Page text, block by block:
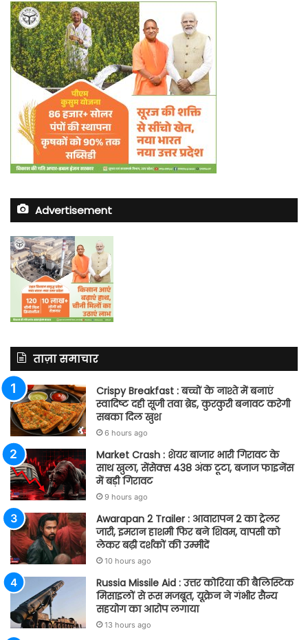
Advertisement
ताज़ा समाचार
Crispy Breakfast : बच्चों के नाश्ते में बनाएं
स्वादिष्ट दही सूजी तवा ब्रेड, कुरकुरी बनावट करेगी
सबका दिल खुश
6 hours ago
Market Crash : शेयर बाजार भारी गिरावट के
साथ खुला, सेंसेक्स 438 अंक टूटा, बजाज फाइनेंस
में बड़ी गिरावट
9 hours ago
Awarapan 2 Trailer : आवारापन 2 का ट्रेलर
जारी, इमरान हाशमी फिर बने शिवम, वापसी को
लेकर बढ़ी दर्शकों की उम्मीदें
10 hours ago
Russia Missile Aid : उत्तर कोरिया की बैलिस्टिक
मिसाइलों से रूस मजबूत, यूक्रेन ने गंभीर सैन्य
सहयोग का आरोप लगाया
13 hours ago